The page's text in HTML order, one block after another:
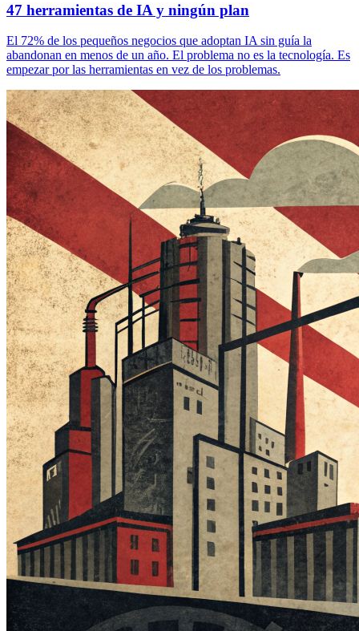
47 herramientas de IA y ningún plan
El 72% de los pequeños negocios que adoptan IA sin guía la
abandonan en menos de un año. El problema no es la tecnología. Es
empezar por las herramientas en vez de los problemas.